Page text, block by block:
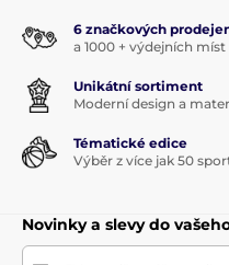
6 značkových
a 1000 + výdejních míst
Unikátní sortiment
Moderní design a
Tématické edice
Výběr z více jak 50
Novinky a slevy do